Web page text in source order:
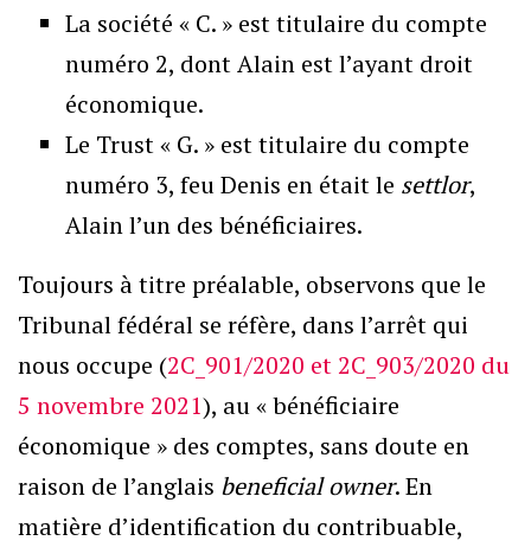
La société « C. » est titulaire du compte
numéro 2, dont Alain est l’ayant droit
économique.
Le Trust « G. » est titulaire du compte
numéro 3, feu Denis en était le settlor,
Alain l’un des bénéficiaires.
Toujours à titre préalable, observons que le
Tribunal fédéral se réfère, dans l’arrêt qui
nous occupe (2C_901/2020 et 2C_903/2020 du
5 novembre 2021), au « bénéficiaire
économique » des comptes, sans doute en
raison de l’anglais beneficial owner. En
matière d’identification du contribuable,